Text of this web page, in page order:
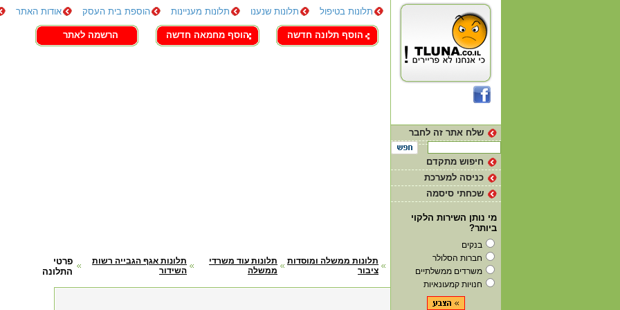
תלונות בטיפול תלונות שנענו תלונות מעניינות הוספת בית העסק אודות האתר
צור קשר
הוסף תלונה חדשה הוסף מחמאה חדשה הרשמה לאתר
פרטי
התלונה
תלונות אגף הגבייה רשות
השידור
תלונות עוד משרדי
ממשלה
תלונות ממשלה ומוסדות
ציבור
שלח אתר זה לחבר
חיפוש מתקדם
כניסה למערכת
שכחתי סיסמה
מי נותן השירות הלקוי
ביותר?
בנקים
חברות הסלולר
משרדים ממשלתיים
חנויות קמעונאיות